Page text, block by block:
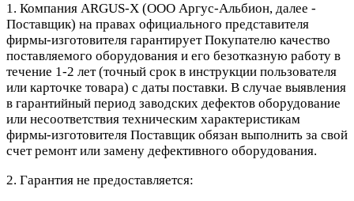
1. Компания ARGUS-X (ООО Аргус-Альбион, далее -
Поставщик) на правах официального представителя
фирмы-изготовителя гарантирует Покупателю качество
поставляемого оборудования и его безотказную работу в
течение 1-2 лет (точный срок в инструкции пользователя
или карточке товара) с даты поставки. В случае выявления
в гарантийный период заводских дефектов оборудование
или несоответствия техническим характеристикам
фирмы-изготовителя Поставщик обязан выполнить за свой
счет ремонт или замену дефективного оборудования.
2. Гарантия не предоставляется: